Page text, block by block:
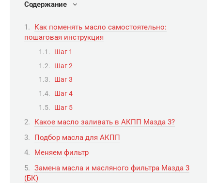
Содержание
Как поменять масло самостоятельно:
пошаговая инструкция
Шаг 1
Шаг 2
Шаг 3
Шаг 4
Шаг 5
Какое масло заливать в АКПП Мазда 3?
Подбор масла для АКПП
Меняем фильтр
Замена масла и масляного фильтра Мазда 3
(БК)